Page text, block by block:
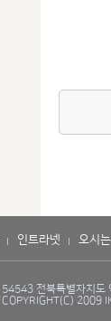
인트라넷 오시
54543 전북특별자치
COPYRIGHT(C) 2009